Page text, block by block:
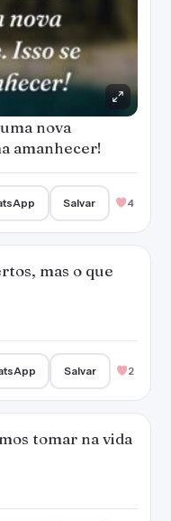
nova
amanhecer!
Salvar 4
mas o que
Salvar 2
tomar na vida